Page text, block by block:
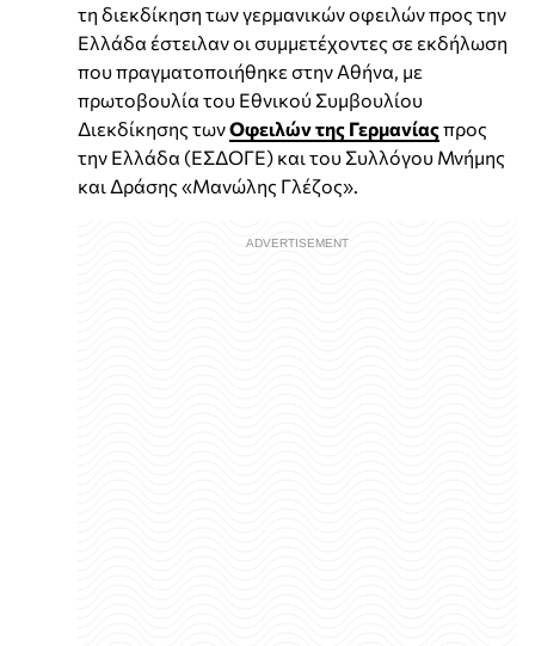
τη διεκδίκηση των γερμανικών οφειλών προς την
Ελλάδα έστειλαν οι συμμετέχοντες σε εκδήλωση
που πραγματοποιήθηκε στην Αθήνα, με
πρωτοβουλία του Εθνικού Συμβουλίου
Διεκδίκησης τωνΟφειλών της Γερμανίαςπρος
την Ελλάδα (ΕΣΔΟΓΕ) και του Συλλόγου Μνήμης
και Δράσης «Μανώλης Γλέζος».